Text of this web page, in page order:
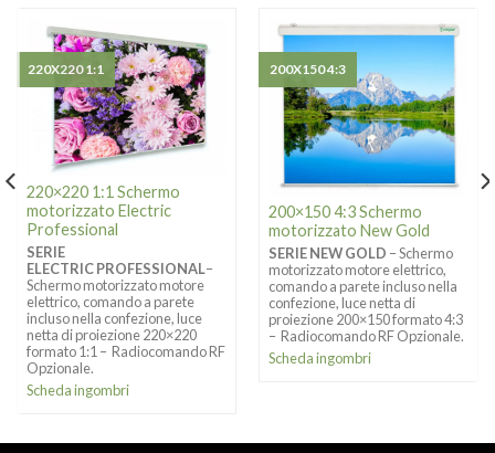
220×220 1:1 Schermo
motorizzato Electric
Professional
SERIE
ELECTRIC PROFESSIONAL–
Schermo motorizzato motore
elettrico, comando a parete
incluso nella confezione, luce
netta di proiezione 220×220
formato 1:1 – Radiocomando RF
Opzionale.
Scheda ingombri
220X220 1:1
200×150 4:3 Schermo
motorizzato New Gold
SERIE NEW GOLD – Schermo
motorizzato motore elettrico,
comando a parete incluso nella
confezione, luce netta di
proiezione 200×150 formato 4:3
– Radiocomando RF Opzionale.
Scheda ingombri
200X150 4:3